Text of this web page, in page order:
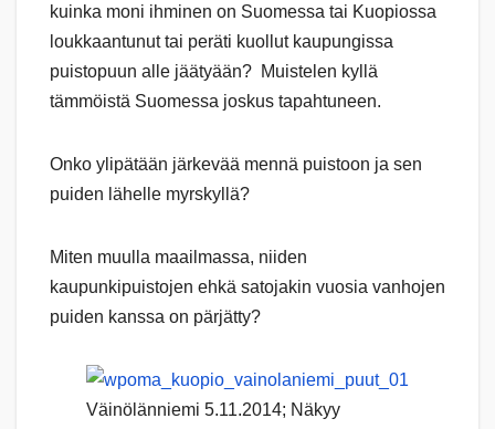
kuinka moni ihminen on Suomessa tai Kuopiossa
loukkaantunut tai peräti kuollut kaupungissa
puistopuun alle jäätyään? Muistelen kyllä
tämmöistä Suomessa joskus tapahtuneen.
Onko ylipätään järkevää mennä puistoon ja sen
puiden lähelle myrskyllä?
Miten muulla maailmassa, niiden
kaupunkipuistojen ehkä satojakin vuosia vanhojen
puiden kanssa on pärjätty?
Väinölänniemi 5.11.2014; Näkyy